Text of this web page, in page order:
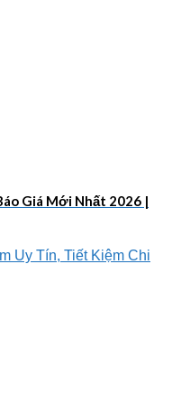
Giá Mới Nhất 2026 |
Uy Tín, Tiết Kiệm Chi